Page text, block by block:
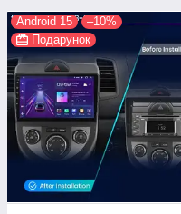
Android 15
–10%
Подарунок